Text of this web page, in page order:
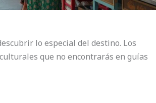
lo especial del destino. Los
que no encontrarás en guías